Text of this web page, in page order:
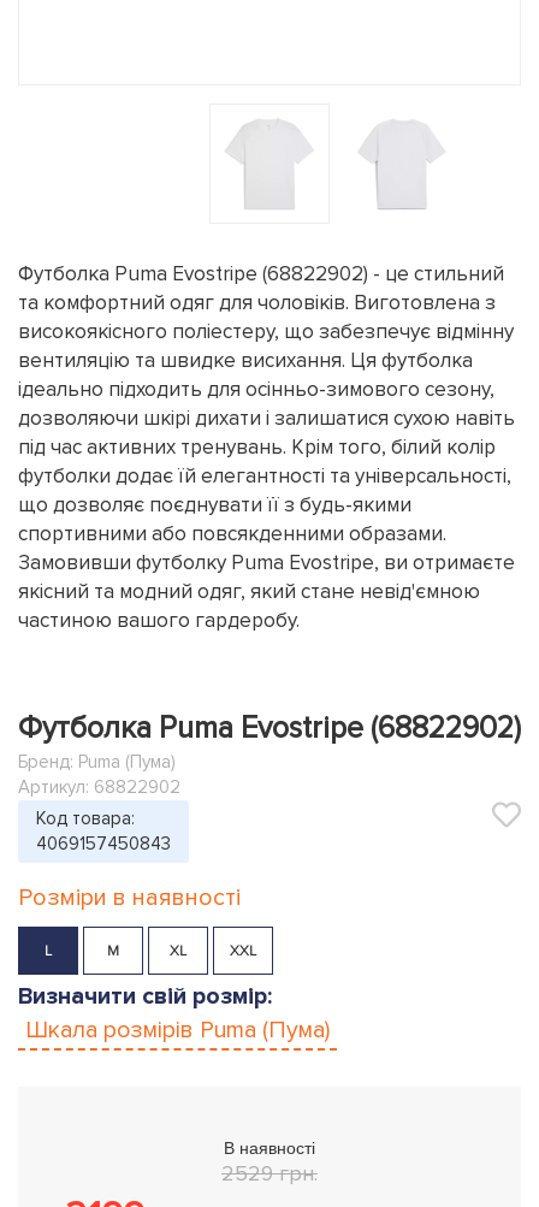
Футболка Puma Evostripe (68822902) - це стильний
та комфортний одяг для чоловіків. Виготовлена з
високоякісного поліестеру, що забезпечує відмінну
вентиляцію та швидке висихання. Ця футболка
ідеально підходить для осінньо-зимового сезону,
дозволяючи шкірі дихати і залишатися сухою навіть
під час активних тренувань. Крім того, білий колір
футболки додає їй елегантності та універсальності,
що дозволяє поєднувати її з будь-якими
спортивними або повсякденними образами.
Замовивши футболку Puma Evostripe, ви отримаєте
якісний та модний одяг, який стане невід'ємною
частиною вашого гардеробу.
Футболка Puma Evostripe (68822902)
Бренд: Puma (Пума)
Артикул: 68822902
Код товара:
4069157450843
Розміри в наявності
L M XL XXL
Визначити свій розмір:
Шкала розмірів Puma (Пума)
В наявності
2529 грн.